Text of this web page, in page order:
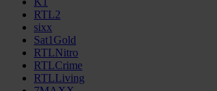
RTL2
sixx
Sat1Gold
RTLNitro
RTLCrime
RTLLiving